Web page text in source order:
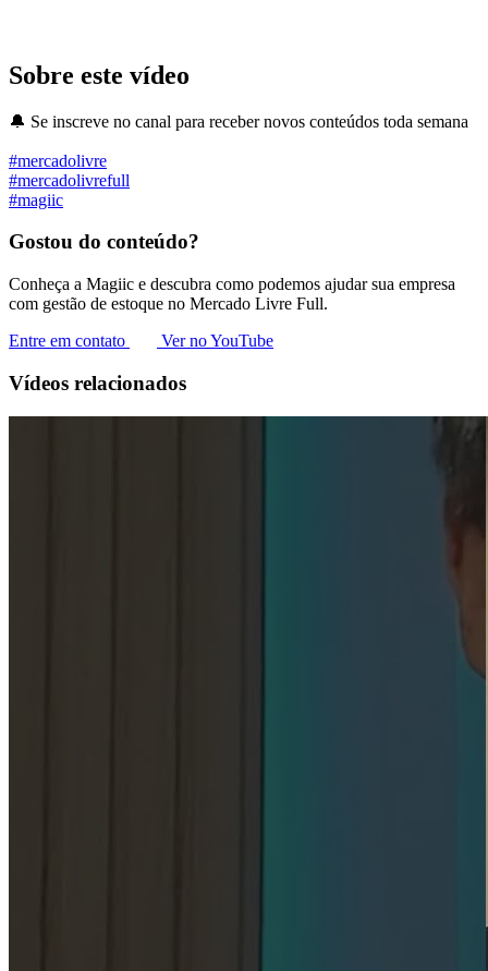
Sobre este vídeo
🔔 Se inscreve no canal para receber novos conteúdos toda semana
#mercadolivre
#mercadolivrefull
#magiic
Gostou do conteúdo?
Conheça a Magiic e descubra como podemos ajudar sua empresa
com gestão de estoque no Mercado Livre Full.
Entre em contato
Ver no YouTube
Vídeos relacionados